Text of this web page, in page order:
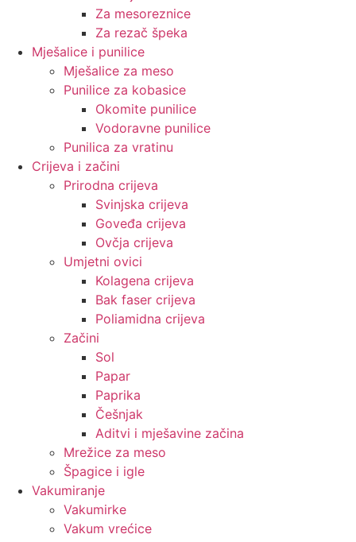
Za mesoreznice
Za rezač špeka
Mješalice i punilice
Mješalice za meso
Punilice za kobasice
Okomite punilice
Vodoravne punilice
Punilica za vratinu
Crijeva i začini
Prirodna crijeva
Svinjska crijeva
Goveđa crijeva
Ovčja crijeva
Umjetni ovici
Kolagena crijeva
Bak faser crijeva
Poliamidna crijeva
Začini
Sol
Papar
Paprika
Češnjak
Aditvi i mješavine začina
Mrežice za meso
Špagice i igle
Vakumiranje
Vakumirke
Vakum vrećice